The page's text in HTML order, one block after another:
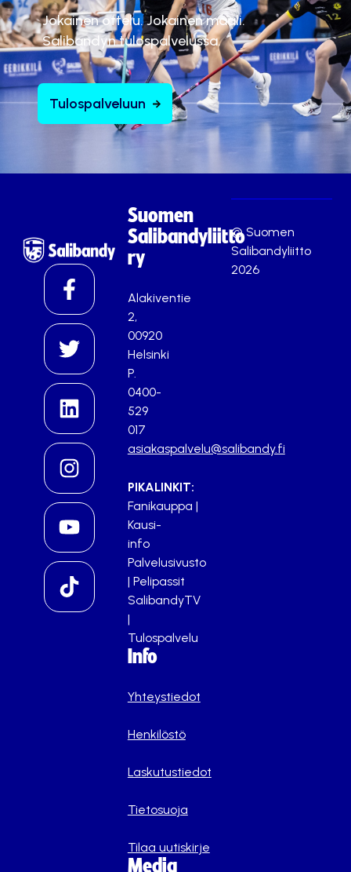
Jokainen ottelu. Jokainen maali.
Salibandyn tulospalvelussa.
Tulospalveluun
Suomen
Salibandyliitto
ry
Alakiventie
2,
00920
Helsinki
P.
0400-
529
017
asiakaspalvelu@salibandy.fi
PIKALINKIT:
Fanikauppa |
Kausi-
info
Palvelusivusto
| Pelipassit
SalibandyTV
|
Tulospalvelu
Info
Yhteystiedot
Henkilöstö
Laskutustiedot
Tietosuoja
Tilaa uutiskirje
Media
© Suomen
Salibandyliitto
2026